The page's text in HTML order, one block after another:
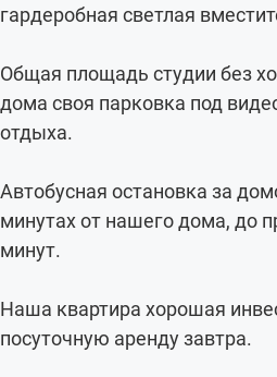
гардеробная светлая
Общая площадь студии без
дома своя парковка под
отдыха.
Автобусная остановка за
минутах от нашего дома, до
минут.
Наша квартира хорошая
посуточную аренду завтра.